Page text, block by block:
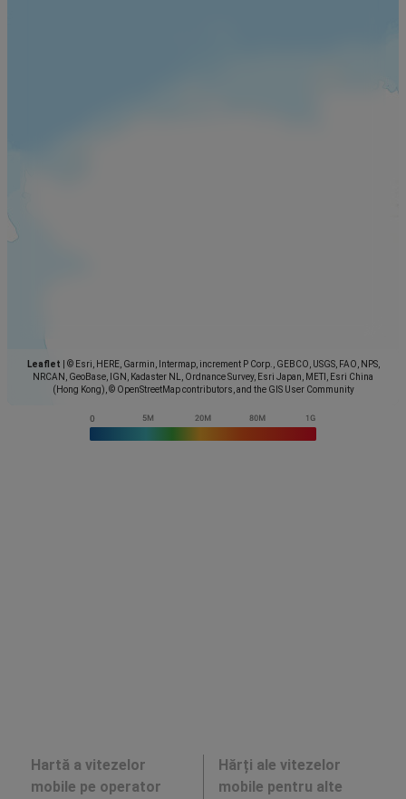
Leaflet
© Esri, HERE, Garmin, Intermap, increment P Corp., GEBCO, USGS, FAO, NPS,
NRCAN, GeoBase, IGN, Kadaster NL, Ordnance Survey, Esri Japan, METI, Esri China
(Hong Kong), © OpenStreetMap contributors, and the GIS User Community
Hartă a vitezelor
mobile pe operator
Hărți ale vitezelor
mobile pentru alte